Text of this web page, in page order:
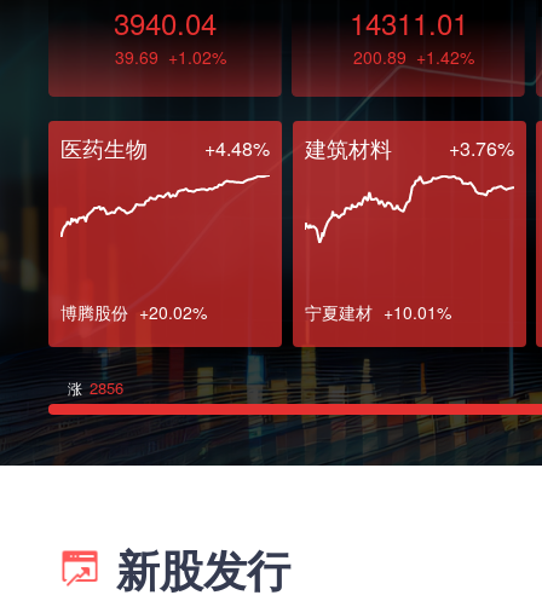
3940.04
39.69 +1.02%
14311.01
200.89 +1.42%
医药生物 +4.48%
博腾股份 +20.02%
建筑材料 +3.76%
宁夏建材 +10.01%
涨 2856
新股发行